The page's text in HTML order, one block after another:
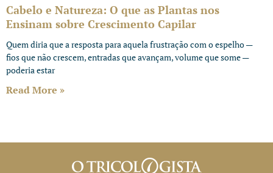
Cabelo e Natureza: O que as Plantas nos
Ensinam sobre Crescimento Capilar
Quem diria que a resposta para aquela frustração com o espelho —
fios que não crescem, entradas que avançam, volume que some —
poderia estar
Read More »